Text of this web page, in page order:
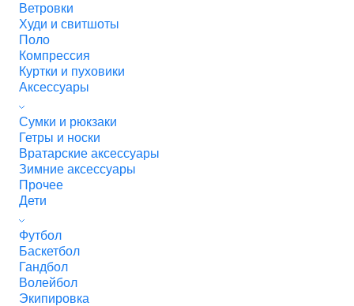
Ветровки
Худи и свитшоты
Поло
Компрессия
Куртки и пуховики
Аксессуары
Сумки и рюкзаки
Гетры и носки
Вратарские аксессуары
Зимние аксессуары
Прочее
Дети
Футбол
Баскетбол
Гандбол
Волейбол
Экипировка